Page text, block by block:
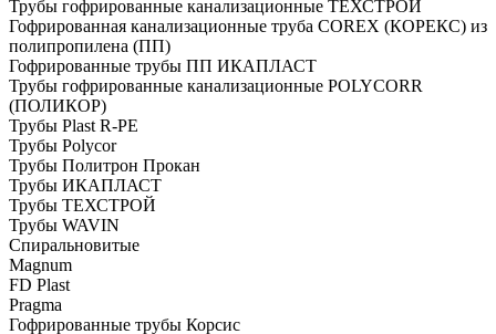
Трубы гофрированные канализационные ТЕХСТРОЙ
Гофрированная канализационные труба COREX (КОРЕКС) из
полипропилена (ПП)
Гофрированные трубы ПП ИКАПЛАСТ
Трубы гофрированные канализационные POLYCORR
(ПОЛИКОР)
Трубы Plast R-PE
Трубы Polycor
Трубы Политрон Прокан
Трубы ИКАПЛАСТ
Трубы ТЕХСТРОЙ
Трубы WAVIN
Спиральновитые
Magnum
FD Plast
Pragma
Гофрированные трубы Корсис